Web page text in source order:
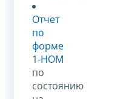
Отчет
по
форме
1-НОМ
по
состоянию